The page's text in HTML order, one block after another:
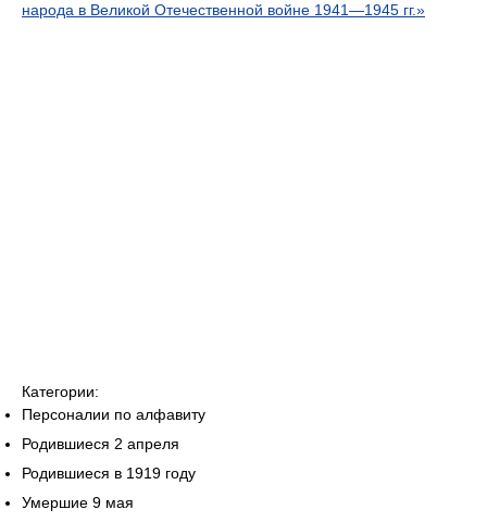
народа в Великой Отечественной войне 1941—1945 гг.»
Категории:
Персоналии по алфавиту
Родившиеся 2 апреля
Родившиеся в 1919 году
Умершие 9 мая